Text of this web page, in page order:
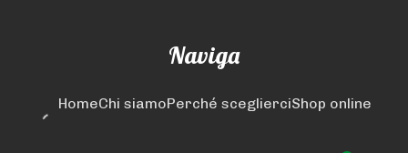
Naviga
HomeChi siamoPerché sceglierciShop online